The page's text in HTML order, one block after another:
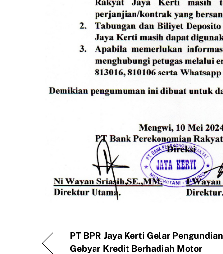
PT BPR Jaya Kerti Gelar Pengundian
Gebyar Kredit Berhadiah Motor